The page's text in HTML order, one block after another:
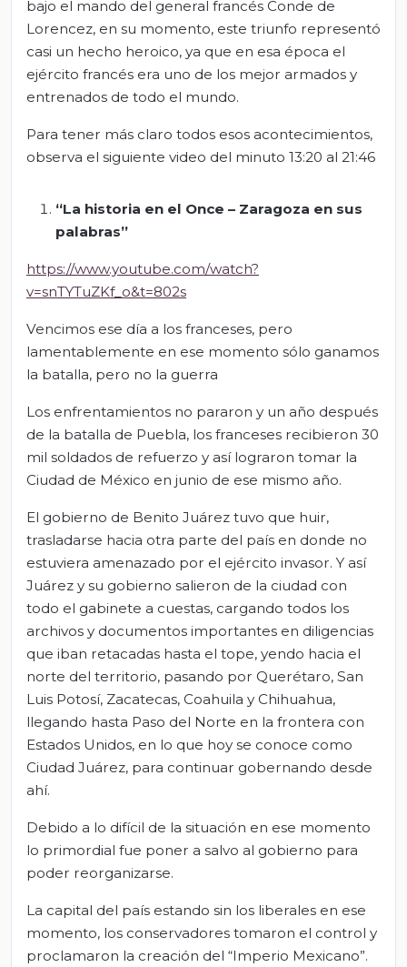
bajo el mando del general francés Conde de
Lorencez, en su momento, este triunfo representó
casi un hecho heroico, ya que en esa época el
ejército francés era uno de los mejor armados y
entrenados de todo el mundo.
Para tener más claro todos esos acontecimientos,
observa el siguiente video del minuto 13:20 al 21:46
“La historia en el Once – Zaragoza en sus
palabras”
https://www.youtube.com/watch?
v=snTYTuZKf_o&t=802s
Vencimos ese día a los franceses, pero
lamentablemente en ese momento sólo ganamos
la batalla, pero no la guerra
Los enfrentamientos no pararon y un año después
de la batalla de Puebla, los franceses recibieron 30
mil soldados de refuerzo y así lograron tomar la
Ciudad de México en junio de ese mismo año.
El gobierno de Benito Juárez tuvo que huir,
trasladarse hacia otra parte del país en donde no
estuviera amenazado por el ejército invasor. Y así
Juárez y su gobierno salieron de la ciudad con
todo el gabinete a cuestas, cargando todos los
archivos y documentos importantes en diligencias
que iban retacadas hasta el tope, yendo hacia el
norte del territorio, pasando por Querétaro, San
Luis Potosí, Zacatecas, Coahuila y Chihuahua,
llegando hasta Paso del Norte en la frontera con
Estados Unidos, en lo que hoy se conoce como
Ciudad Juárez, para continuar gobernando desde
ahí.
Debido a lo difícil de la situación en ese momento
lo primordial fue poner a salvo al gobierno para
poder reorganizarse.
La capital del país estando sin los liberales en ese
momento, los conservadores tomaron el control y
proclamaron la creación del “Imperio Mexicano”.